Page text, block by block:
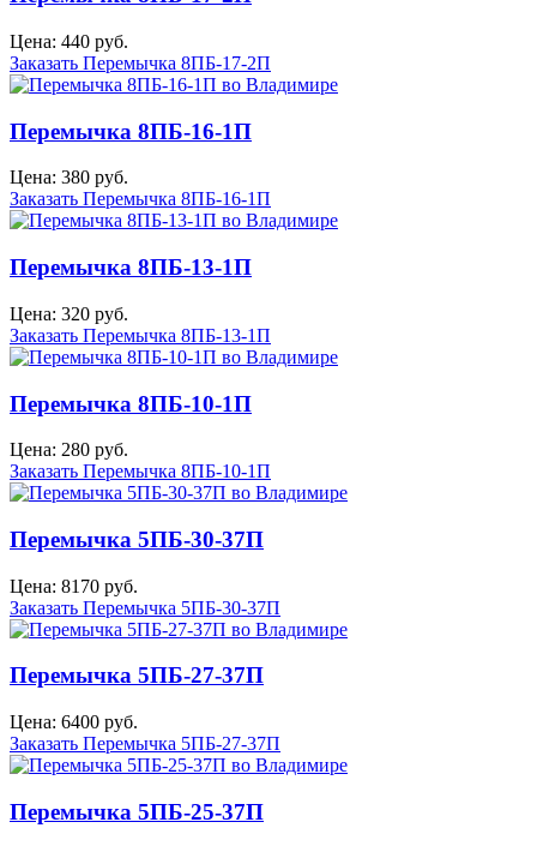
Цена: 440 руб.
Заказать Перемычка 8ПБ-17-2П
Перемычка 8ПБ-16-1П
Цена: 380 руб.
Заказать Перемычка 8ПБ-16-1П
Перемычка 8ПБ-13-1П
Цена: 320 руб.
Заказать Перемычка 8ПБ-13-1П
Перемычка 8ПБ-10-1П
Цена: 280 руб.
Заказать Перемычка 8ПБ-10-1П
Перемычка 5ПБ-30-37П
Цена: 8170 руб.
Заказать Перемычка 5ПБ-30-37П
Перемычка 5ПБ-27-37П
Цена: 6400 руб.
Заказать Перемычка 5ПБ-27-37П
Перемычка 5ПБ-25-37П